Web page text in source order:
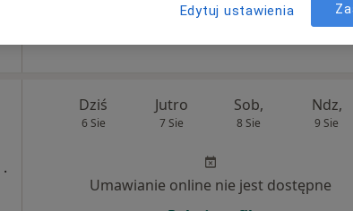
·
Dziś
6 Sie
Jutro
7 Sie
Sob,
8 Sie
Ndz,
9 Sie
Umawianie online nie jest dostępne
Edytuj ustawienia